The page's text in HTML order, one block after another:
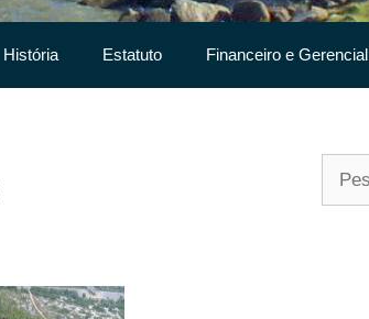
História Estatuto Financeiro e Gerencial